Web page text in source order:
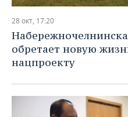
28 окт, 17:20
обретает новую
нацпроекту